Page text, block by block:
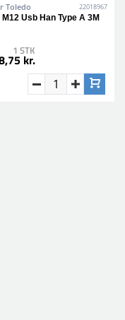
Toledo 22018967
Usb Han Type A 3M
1 STK
kr.